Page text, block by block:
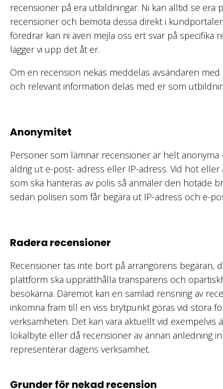
recensioner på era utbildningar. Ni kan alltid se era
recensioner och bemöta dessa direkt i
föredrar kan ni även mejla oss ert svar på specifika
lägger vi upp det åt er.
Om en recension nekas meddelas avsändaren
och relevant information delas med er som
Anonymitet
Personer som lämnar recensioner är helt anonyma
aldrig ut e-post- adress eller IP-adress. Vid hot eller
som ska hanteras av polis så anmäler den hotade
sedan polisen som får begära ut IP-adress och e-
Radera recensioner
Recensioner tas inte bort på arrangörens begäran,
plattform ska upprätthålla transparens och
besökarna. Däremot kan en samlad rensning av
inkomna fram till en viss brytpunkt göras vid stora
verksamheten. Det kan vara aktuellt vid exempelvis
lokalbyte eller då recensioner av annan anledning
representerar dagens verksamhet.
Grunder för nekad recension